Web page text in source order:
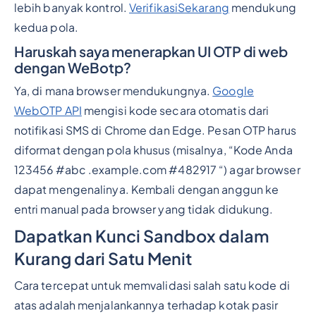
lebih banyak kontrol.VerifikasiSekarang mendukung
kedua pola.
Haruskah saya menerapkan UI OTP di web
dengan WeBotp?
Ya, di mana browser mendukungnya. Google
WebOTP API mengisi kode secara otomatis dari
notifikasi SMS di Chrome dan Edge. Pesan OTP harus
diformat dengan pola khusus (misalnya, “Kode Anda
123456 #abc .example.com #482917 “) agar browser
dapat mengenalinya. Kembali dengan anggun ke
entri manual pada browser yang tidak didukung.
Dapatkan Kunci Sandbox dalam
Kurang dari Satu Menit
Cara tercepat untuk memvalidasi salah satu kode di
atas adalah menjalankannya terhadap kotak pasir